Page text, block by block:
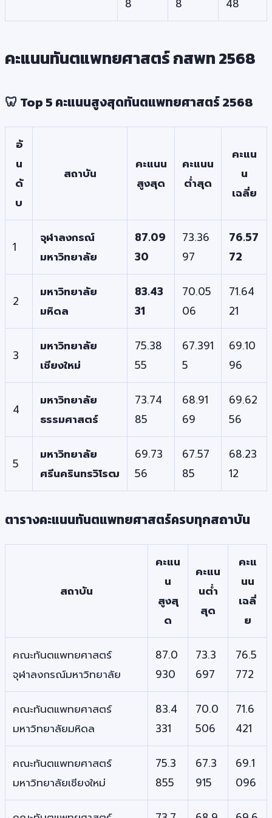
8 8 48
คะแนนทันตแพทยศาสตร์ กสพท 2568
🦷 Top 5 คะแนนสูงสุดทันตแพทยศาสตร์ 2568
อั
น
ดั
บ
สถาบัน
คะแนน
สูงสุด
คะแนน
ต่ำสุด
คะแน
น
เฉลี่ย
1
จุฬาลงกรณ์
มหาวิทยาลัย
87.09
30
73.36
97
76.57
72
2
มหาวิทยาลัย
มหิดล
83.43
31
70.05
06
71.64
21
3
มหาวิทยาลัย
เชียงใหม่
75.38
55
67.391
5
69.10
96
4
มหาวิทยาลัย
ธรรมศาสตร์
73.74
85
68.91
69
69.62
56
5
มหาวิทยาลัย
ศรีนครินทรวิโรฒ
69.73
56
67.57
85
68.23
12
ตารางคะแนนทันตแพทยศาสตร์ครบทุกสถาบัน
สถาบัน
คะแน
น
สูงสุ
ด
คะแน
นต่ำ
สุด
คะแ
นน
เฉลี่
ย
คณะทันตแพทยศาสตร์
จุฬาลงกรณ์มหาวิทยาลัย
87.0
930
73.3
697
76.5
772
คณะทันตแพทยศาสตร์
มหาวิทยาลัยมหิดล
83.4
331
70.0
506
71.6
421
คณะทันตแพทยศาสตร์
มหาวิทยาลัยเชียงใหม่
75.3
855
67.3
915
69.1
096